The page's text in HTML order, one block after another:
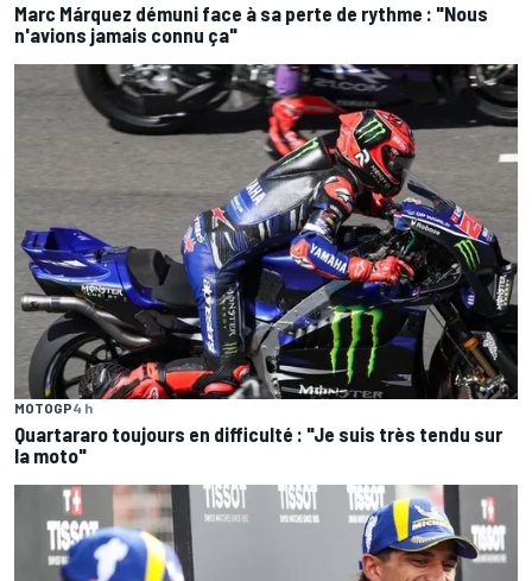
Marc Márquez démuni face à sa perte de rythme : "Nous
n'avions jamais connu ça"
MOTOGP4 h
Quartararo toujours en difficulté : "Je suis très tendu sur
la moto"